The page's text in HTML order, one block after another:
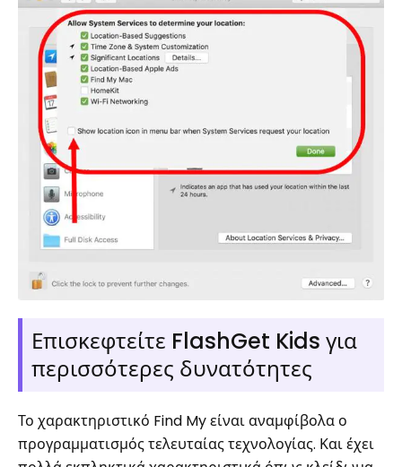
Επισκεφτείτε FlashGet Kids για
περισσότερες δυνατότητες
Το χαρακτηριστικό Find My είναι αναμφίβολα ο
προγραμματισμός τελευταίας τεχνολογίας. Και έχει